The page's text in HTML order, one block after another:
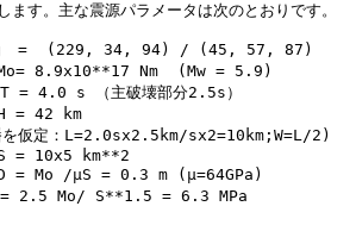
ます。主な震源パラメータは次のとおりです。
角　=  (229, 34, 94) / (45, 57, 87)
Mo= 8.9x10**17 Nm  (Mw = 5.9)
= 4.0 s （主破壊部分2.5s）
= 42 km
を仮定：L=2.0sx2.5km/sx2=10km;W=L/2)
km**2
D = Mo /μS = 0.3 m (μ=64GPa)
= 2.5 Mo/ S**1.5 = 6.3 MPa